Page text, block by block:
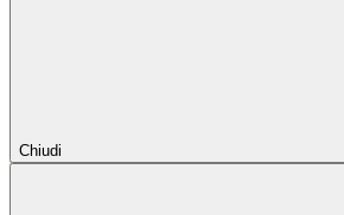
Chiudi